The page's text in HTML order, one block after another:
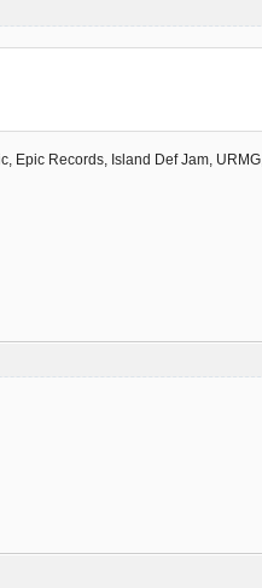
Epic Records, Island Def Jam, URMG,